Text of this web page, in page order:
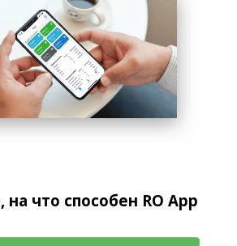
на что способен RO App